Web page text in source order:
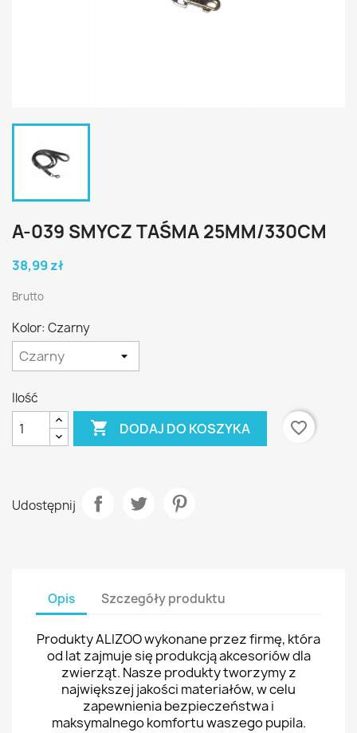
A-039 SMYCZ TAŚMA 25MM/330CM
38,99 zł
Brutto
Kolor: Czarny
Ilość
 DODAJ DO KOSZYKA favorite_border
Udostępnij
Opis Szczegóły produktu
Produkty ALIZOO wykonane przez firmę, która
od lat zajmuje się produkcją akcesoriów dla
zwierząt. Nasze produkty tworzymy z
największej jakości materiałów, w celu
zapewnienia bezpieczeństwa i
maksymalnego komfortu waszego pupila.